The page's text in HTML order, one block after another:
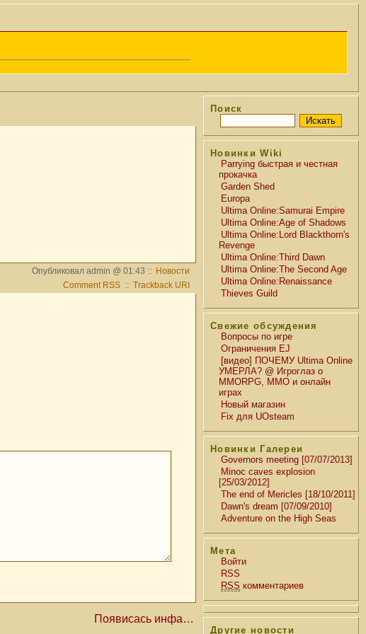
Поиск
Новинки Wiki
Parrying быстрая и честная
прокачка
Garden Shed
Europa
Ultima Online:Samurai Empire
Ultima Online:Age of Shadows
Ultima Online:Lord Blackthorn's
Revenge
Ultima Online:Third Dawn
Ultima Online:The Second Age
Ultima Online:Renaissance
Thieves Guild
Свежие обсуждения
Вопросы по игре
Ограничения EJ
[видео] ПОЧЕМУ Ultima Online
УМЕРЛА? @ Игроглаз о
MMORPG, MMO и онлайн
играх
Новый магазин
Fix для UOsteam
Новинки Галереи
Governors meeting [07/07/2013]
Minoc caves explosion
[25/03/2012]
The end of Mericles [18/10/2011]
Dawn's dream [07/09/2010]
Adventure on the High Seas
Мета
Войти
RSS
RSS комментариев
Другие новости
Опубликовал admin @ 01:43 :: Новости
Comment RSS :: Trackback URI
Появисась инфа…